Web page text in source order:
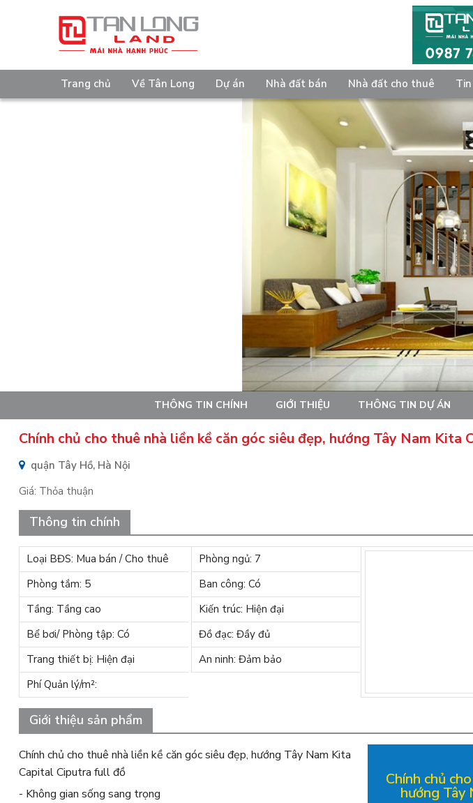
Trang chủ Về Tân Long Dự án Nhà đất bán Nhà đất cho thuê
THÔNG TIN CHÍNH GIỚI THIỆU THÔNG TIN DỰ ÁN
Chính chủ cho thuê nhà liền kề căn góc siêu đẹp, hướng Tây Nam
quận Tây Hồ, Hà Nội
Giá: Thỏa thuận
Thông tin chính
Loại BĐS: Mua bán / Cho thuê
Phòng ngủ: 7
Phòng tắm: 5
Ban công: Có
Tầng: Tầng cao
Kiến trúc: Hiện đại
Bể bơi/ Phòng tập: Có
Đồ đạc: Đầy đủ
Trang thiết bị: Hiện đại
An ninh: Đảm bảo
Phí Quản lý/m²:
Giới thiệu sản phẩm
Chính chủ cho thuê nhà liền kề căn góc siêu đẹp, hướng Tây Nam Kita
Capital Ciputra full đồ
- Không gian sống sang trọng
Chính chủ
hướng Tây